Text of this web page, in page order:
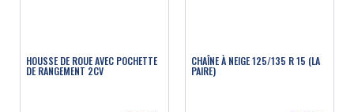
HOUSSE DE ROUE AVEC POCHETTE
DE RANGEMENT 2CV
CHAÎNE À NEIGE 125/135 R 15 (LA
PAIRE)